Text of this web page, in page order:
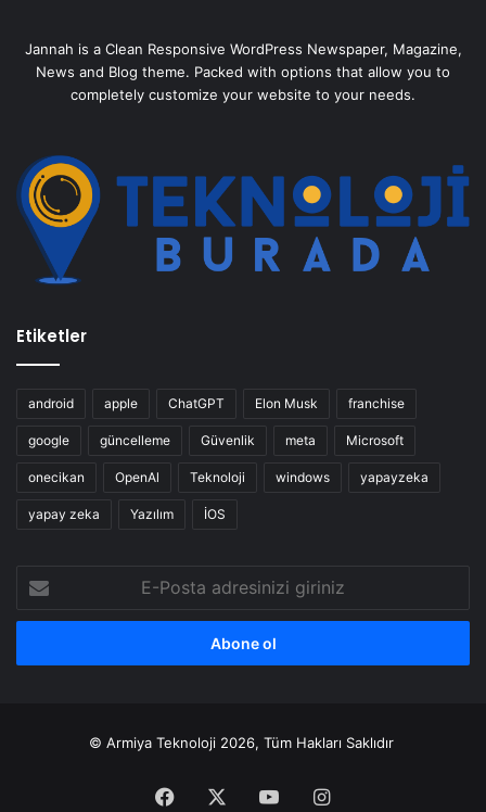
Jannah is a Clean Responsive WordPress Newspaper, Magazine,
News and Blog theme. Packed with options that allow you to
completely customize your website to your needs.
Etiketler
android apple ChatGPT Elon Musk franchise
google güncelleme Güvenlik meta Microsoft
onecikan OpenAl Teknoloji windows yapayzeka
yapay zeka Yazılım İOS
Posta
adresinizi
© Armiya Teknoloji 2026, Tüm Hakları Saklıdır
Facebook YouTubeInstagram